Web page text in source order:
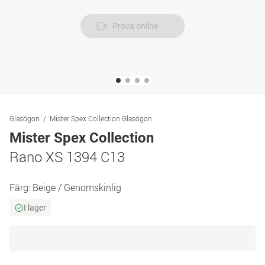
Prova online
Glasögon Mister Spex Collection Glasögon
Mister Spex Collection
Rano XS 1394 C13
Färg: Beige / Genomskinlig
I lager